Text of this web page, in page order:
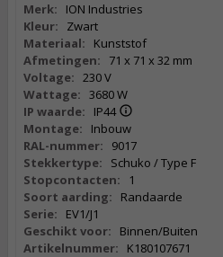
Merk:
ION Industries
Kleur:
Zwart
Materiaal:
Kunststof
Afmetingen:
71 x 71 x 32 mm
Voltage: 230 V
Wattage: 3680 W
IP waarde:
IP44
Montage:
Inbouw
RAL-nummer:
9017
Stekkertype:
Schuko / Type F
Stopcontacten:
1
Soort aarding:
Randaarde
Serie:
EV1/J1
Geschikt voor:
Binnen/Buiten
Artikelnummer:
K180107671